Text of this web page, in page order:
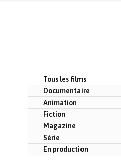
Tous les films
Documentaire
Animation
Fiction
Magazine
Série
En production